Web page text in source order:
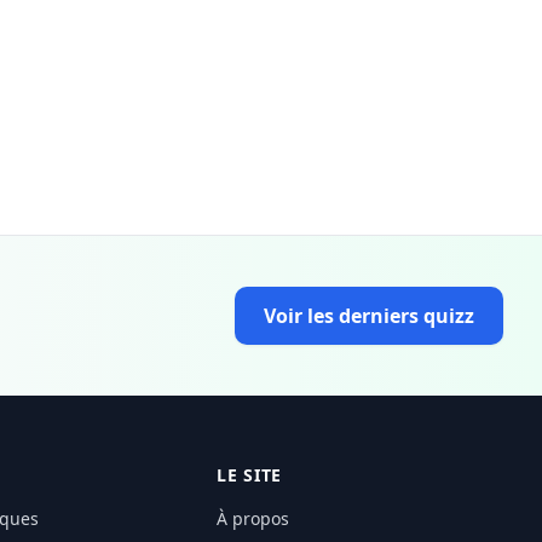
Voir les derniers quizz
LE SITE
À propos